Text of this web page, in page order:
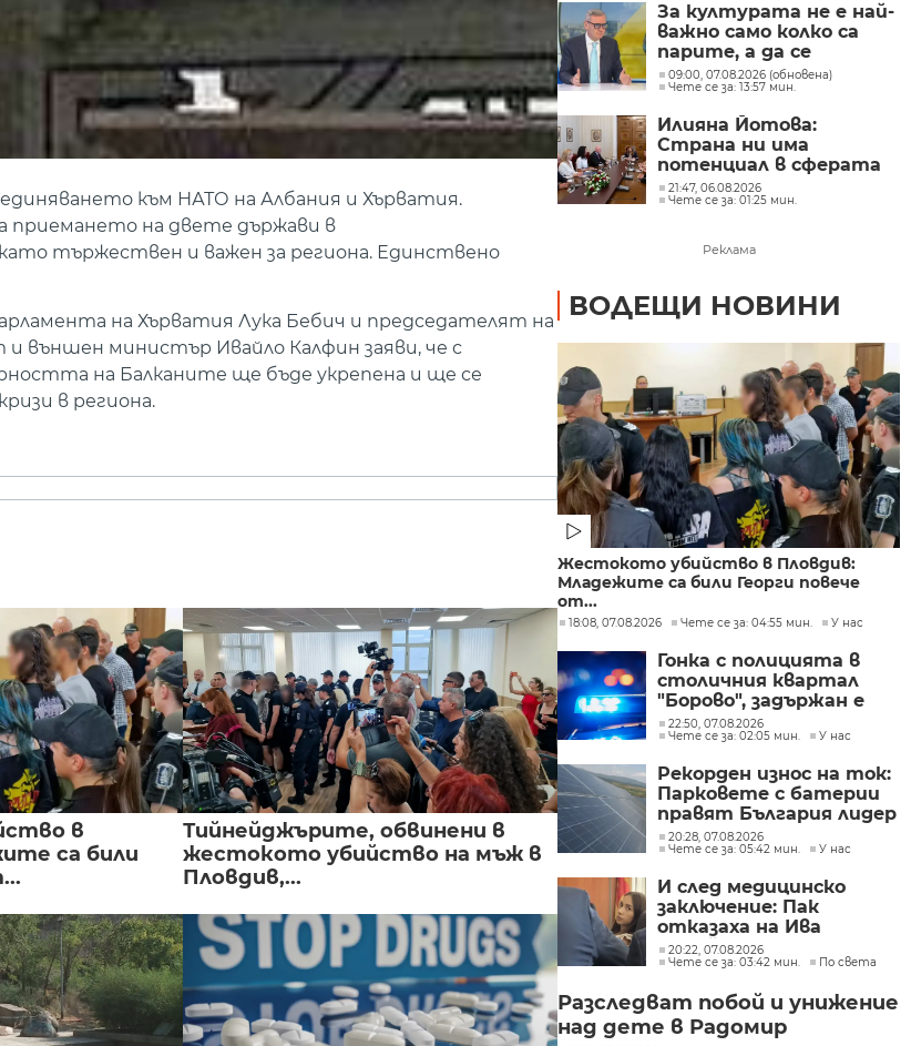
към НАТО на Албания и Хърватия.
приемането на двете държави в
тържествен и важен за региона. Единствено
на Хърватия Лука Бебич и председателят на
външен министър Ивайло Калфин заяви, че с
на Балканите ще бъде укрепена и ще се
в региона.
в
са били
Тийнейджърите, обвинени в
жестокото убийство на мъж в
Пловдив,...
За културата не е най-
важно само колко са
парите, а да се
изплащат навреме,
заяви министър Евтим
Милошев
09:00, 07.08.2026 (обновена)
Чете се за: 13:57 мин.
Илияна Йотова:
Страна ни има
потенциал в сферата
на изкуствения
интелект и бизнесът
перспективи
21:47, 06.08.2026
Чете се за: 01:25 мин.
Реклама
ВОДЕЩИ НОВИНИ
Жестокото убийство в Пловдив:
Младежите са били Георги повече
от...
18:08, 07.08.2026 Чете се за: 04:55 мин. У нас
Гонка с полицията в
столичния квартал
"Борово", задържан е
мъж, у когото са
намерени 460 000 евро
22:50, 07.08.2026
Чете се за: 02:05 мин.
У нас
Рекорден износ на ток:
Парковете с батерии
правят България лидер
на пазара
20:28, 07.08.2026
Чете се за: 05:42 мин.
У нас
И след медицинско
заключение: Пак
отказаха на Ива
Михайлова да се лекува
в България
20:22, 07.08.2026
Чете се за: 03:42 мин.
По света
Разследват побой и унижение
над дете в Радомир